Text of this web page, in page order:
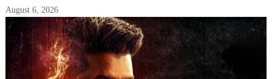
August 6, 2026